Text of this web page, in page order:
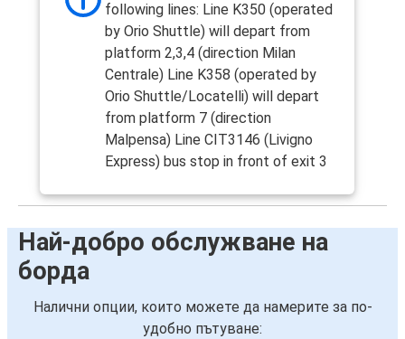
following lines: Line K350 (operated
by Orio Shuttle) will depart from
platform 2,3,4 (direction Milan
Centrale) Line K358 (operated by
Orio Shuttle/Locatelli) will depart
from platform 7 (direction
Malpensa) Line CIT3146 (Livigno
Express) bus stop in front of exit 3
Най-добро обслужване на
борда
Налични опции, които можете да намерите за по-
удобно пътуване: